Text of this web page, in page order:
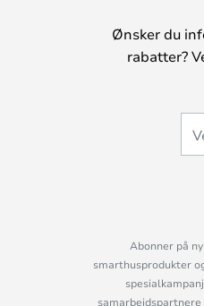
Ønsker du
rabatter?
Abonner på
smarthusprodukter